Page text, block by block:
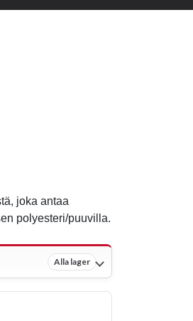
joka antaa
polyesteri/puuvilla.
Alla lager